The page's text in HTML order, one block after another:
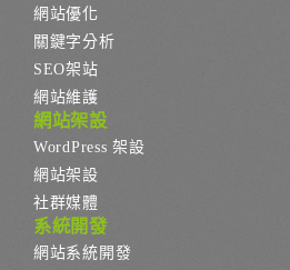
網站優化
關鍵字分析
SEO架站
網站維護
網站架設
WordPress 架設
網站架設
社群媒體
系統開發
網站系統開發